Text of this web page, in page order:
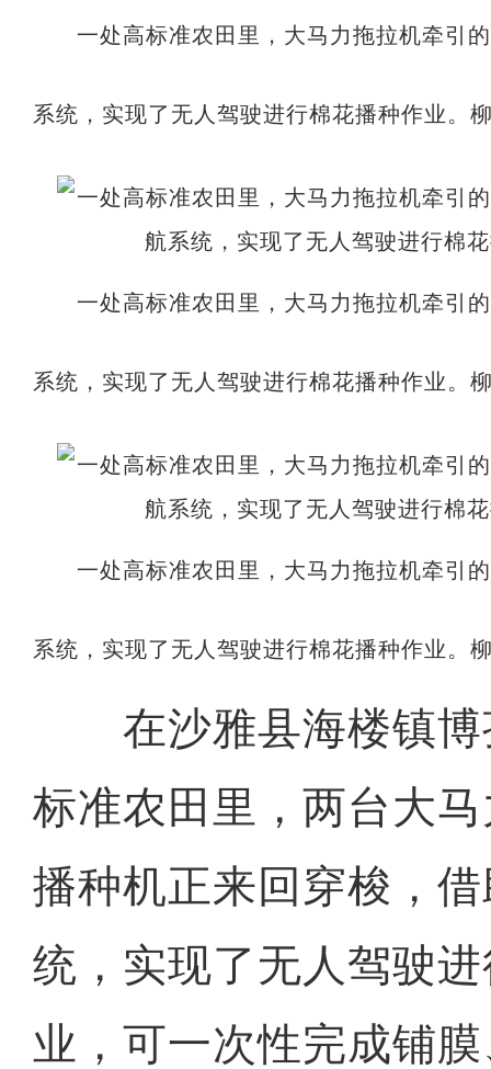
一处高标准农田里，大马力拖拉机牵引
系统，实现了无人驾驶进行棉花播种作业。
一处高标准农田里，大马力拖拉机牵引
系统，实现了无人驾驶进行棉花播种作业。
一处高标准农田里，大马力拖拉机牵引
系统，实现了无人驾驶进行棉花播种作业。
在沙雅县海楼镇博
标准农田里，两台大
播种机正来回穿梭，
统，实现了无人驾驶
业，可一次性完成铺